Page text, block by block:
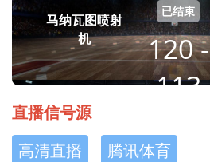
马纳瓦图喷射
机
已结束
120 -
113
直播信号源
高清直播
腾讯体育